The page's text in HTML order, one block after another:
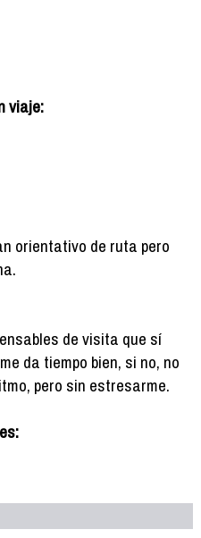
viaje:
orientativo de ruta pero
de visita que sí
da tiempo bien, si no, no
pero sin estresarme.